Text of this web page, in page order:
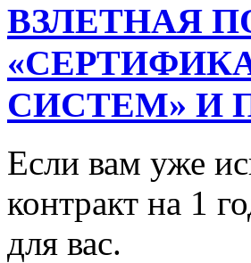
ВЗЛЕТНАЯ
СИСТЕМ» И
Если вам уже
контракт на 1
для вас.